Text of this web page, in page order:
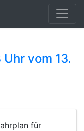
vom 13.
für